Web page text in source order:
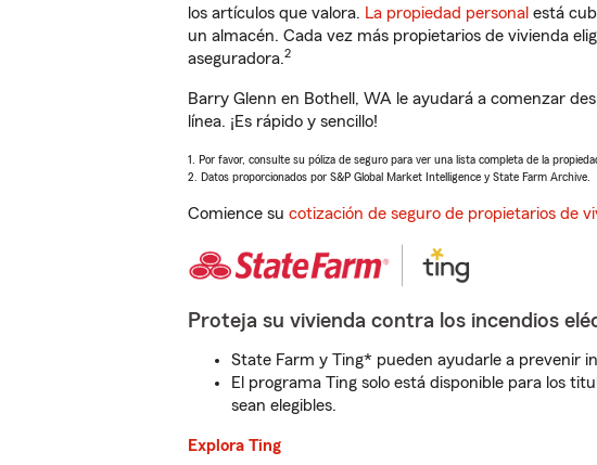
los artículos que valora. La propiedad personal está
un almacén. Cada vez más propietarios de vivienda
aseguradora.2
Barry Glenn en Bothell, WA le ayudará a comenzar
línea. ¡Es rápido y sencillo!
1. Por favor, consulte su póliza de seguro para ver una lista completa de la
2. Datos proporcionados por S&P Global Market Intelligence y State Farm Archive.
Comience su cotización de seguro de propietarios de
Proteja su vivienda contra los incendios
State Farm y Ting* pueden ayudarle a prevenir
El programa Ting solo está disponible para los
sean elegibles.
Explora Ting